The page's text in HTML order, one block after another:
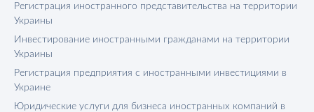
Регистрация иностранного представительства на территории
Украины
Инвестирование иностранными гражданами на территории
Украины
Регистрация предприятия с иностранными инвестициями в
Украине
Юридические услуги для бизнеса иностранных компаний в